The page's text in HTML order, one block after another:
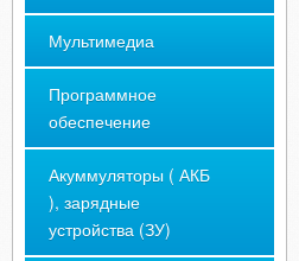
Мультимедиа
Программное
обеспечение
Акуммуляторы ( АКБ
), зарядные
устройства (ЗУ)